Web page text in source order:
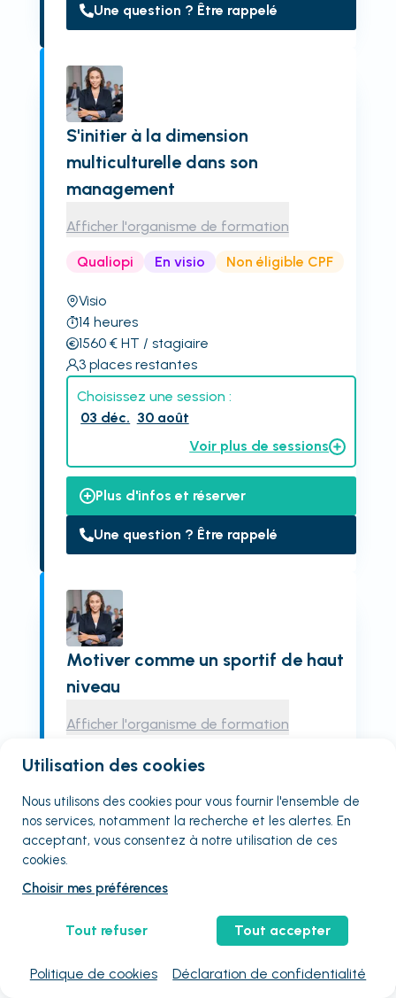
Une question ? Être rappelé
S'initier à la dimension
multiculturelle dans son
management
Afficher l'organisme de formation
Qualiopi En visio Non éligible CPF
Visio
14 heures
1560€ HT / stagiaire
3 places restantes
Choisissez une session :
03 déc. 30 août
Voir plus de sessions
Plus d'infos et réserver
Une question ? Être rappelé
Motiver comme un sportif de haut
niveau
Afficher l'organisme de formation
Qualiopi En visio
Visio
2 jours
3 places restantes
Choisissez une session :
31 août
08 oct. 05 nov.
17 déc.
Voir plus de sessions
Utilisation des cookies
Nous utilisons des cookies pour vous fournir l'ensemble de
nos services, notamment la recherche et les alertes. En
acceptant, vous consentez à notre utilisation de ces
cookies.
Choisir mes préférences
Tout refuser Tout accepter
Politique de cookies Déclaration de confidentialité